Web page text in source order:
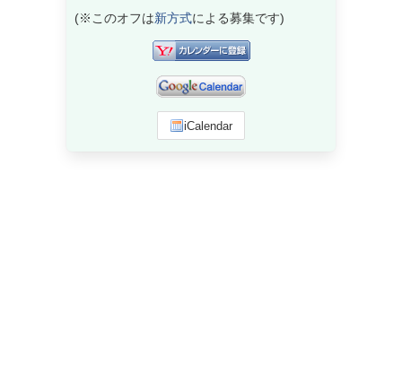
(※このオフは新方式による募集です)
iCalendar